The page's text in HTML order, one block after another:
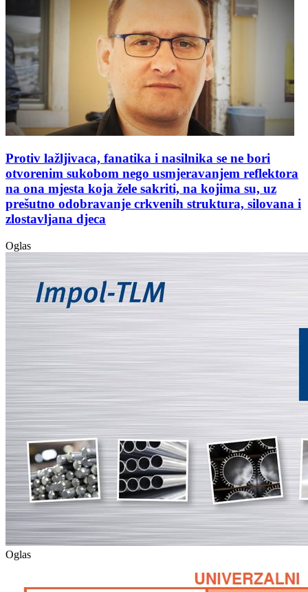
Protiv lažljivaca, fanatika i nasilnika se ne bori
otvorenim sukobom nego usmjeravanjem reflektora
na ona mjesta koja žele sakriti, na kojima su, uz
prešutno odobravanje crkvenih struktura, silovana i
zlostavljana djeca
Oglas
Oglas